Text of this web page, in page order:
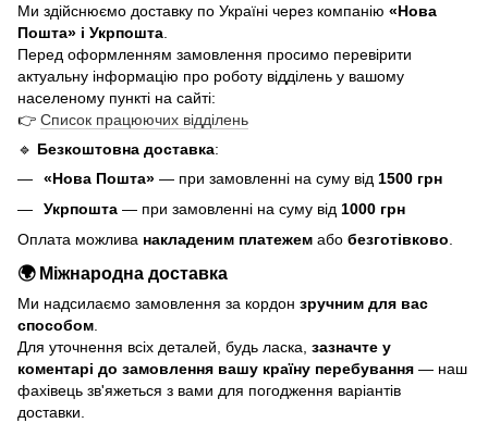
Ми здійснюємо доставку по Україні через компанію «Нова
Пошта» і Укрпошта
Перед оформленням замовлення просимо перевірити
актуальну інформацію про роботу відділень у вашому
населеному пункті на сайті:
👉 Список працюючих відділень
🔹 Безкоштовна доставка:
«Нова Пошта» — при замовленні на суму від 1500 грн
Укрпошта — при замовленні на суму від 1000 грн
Оплата можлива накладеним платежем або безготівково.
🌍 Міжнародна доставка
Ми надсилаємо замовлення за кордон зручним для вас
способом.
Для уточнення всіх деталей, будь ласка, зазначте у
коментарі до замовлення вашу країну перебування — наш
фахівець зв'яжеться з вами для погодження варіантів
доставки.